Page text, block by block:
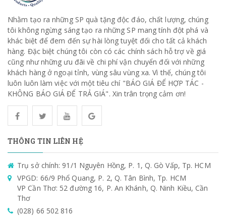
Nhằm tạo ra những SP quà tặng độc đáo, chất lượng, chúng
tôi không ngừng sáng tạo ra những SP mang tính đột phá và
khác biệt để đem đến sự hài lòng tuyệt đối cho tất cả khách
hàng. Đặc biệt chúng tôi còn có các chính sách hỗ trợ về giá
cũng như những ưu đãi về chi phí vận chuyển đối với những
khách hàng ở ngoại tỉnh, vùng sâu vùng xa. Vì thế, chúng tôi
luôn luôn làm việc với một tiêu chí "BÁO GIÁ ĐỂ HỢP TÁC -
KHÔNG BÁO GIÁ ĐỂ TRẢ GIÁ". Xin trân trọng cảm ơn!
THÔNG TIN LIÊN HỆ
Trụ sở chính: 91/1 Nguyên Hồng, P. 1, Q. Gò Vấp, Tp. HCM
VPGD: 66/9 Phổ Quang, P. 2, Q. Tân Bình, Tp. HCM
VP Cần Thơ: 52 đường 16, P. An Khánh, Q. Ninh Kiều, Cần
Thơ
(028) 66 502 816